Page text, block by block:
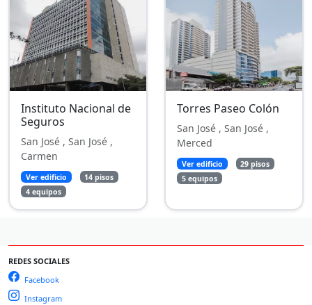
Instituto Nacional de
Seguros
San José , San José ,
Carmen
Ver edificio
14 pisos
4 equipos
Torres Paseo Colón
San José , San José ,
Merced
Ver edificio
29 pisos
5 equipos
REDES SOCIALES
Facebook
Instagram